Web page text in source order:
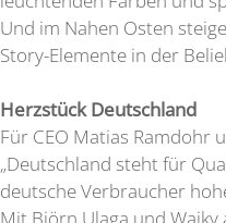
Und im Nahen Osten
Story-Elemente in der
Herzstück Deutschland
Für CEO Matias Ramdohr
„Deutschland steht für
deutsche Verbraucher